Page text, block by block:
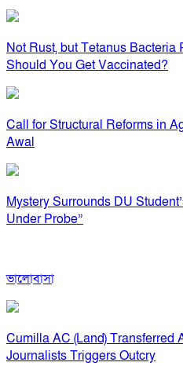
Not Rust, but Tetanus
Should You Get Vaccinated?
Call for Structural Reforms in
Awal
Mystery Surrounds DU
Under Probe”
ভালোবাসা
Cumilla AC (Land) Transferred
Journalists Triggers Outcry